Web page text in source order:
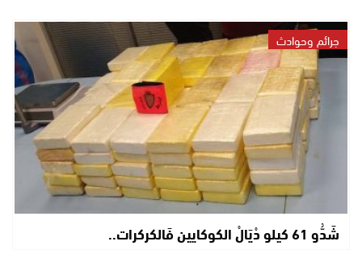
جرائم وحوادث
شَدُّو 61 كيلو دْيَالْ الكوكايين فَالكركرات..